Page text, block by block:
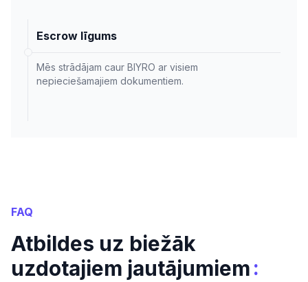
Escrow līgums
Mēs strādājam caur BIYRO ar visiem
nepieciešamajiem dokumentiem.
FAQ
Atbildes uz biežāk
uzdotajiem jautājumiem: